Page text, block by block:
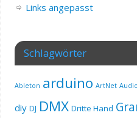
Links angepasst
Schlagwörter
Ableton arduino ArtNet Audio
diy DJ DMX Dritte Hand